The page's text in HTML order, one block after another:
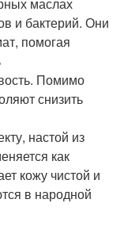
маслах
и бактерий. Они
помогая
Помимо
снизить
настой из
как
кожу чистой и
в народной